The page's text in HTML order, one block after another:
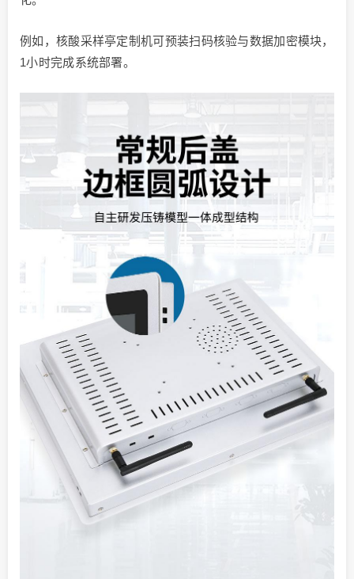
例如，核酸采样亭定制机可预装扫码核验与数据加密模块，
1小时完成系统部署。